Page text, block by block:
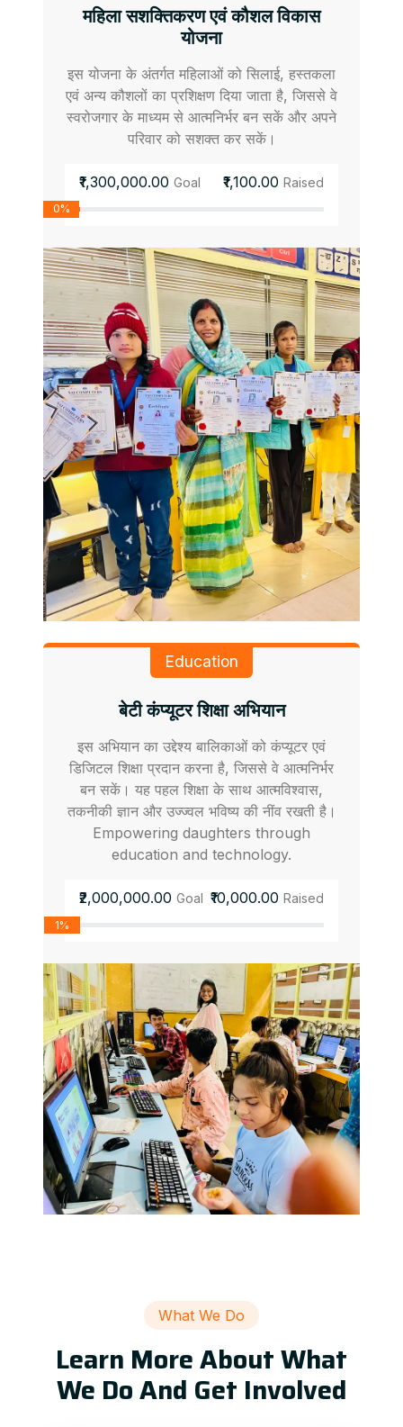
महिला सशक्तिकरण एवं कौशल विकास
योजना
इस योजना के अंतर्गत महिलाओं को सिलाई, हस्तकला
एवं अन्य कौशलों का प्रशिक्षण दिया जाता है, जिससे वे
स्वरोजगार के माध्यम से आत्मनिर्भर बन सकें और अपने
परिवार को सशक्त कर सकें।
₹1,300,000.00 Goal ₹1,100.00 Raised
0%
Education
बेटी कंप्यूटर शिक्षा अभियान
इस अभियान का उद्देश्य बालिकाओं को कंप्यूटर एवं
डिजिटल शिक्षा प्रदान करना है, जिससे वे आत्मनिर्भर
बन सकें। यह पहल शिक्षा के साथ आत्मविश्वास,
तकनीकी ज्ञान और उज्ज्वल भविष्य की नींव रखती है।
Empowering daughters through
education and technology.
₹2,000,000.00 Goal ₹10,000.00 Raised
1%
What We Do
Learn More About What
We Do And Get Involved